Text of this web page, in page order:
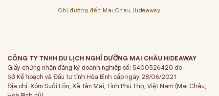
Chỉ đường đến Mai Chau Hideaway
CÔNG TY TNHH DU LỊCH NGHỈ DƯỠNG MAI CHÂU HIDEAWAY
Giấy chứng nhận đăng ký doanh nghiệp số: 5400526420 do
Sở Kế hoạch và Đầu tư tỉnh Hòa Bình cấp ngày 28/06/2021
Địa chỉ: Xóm Suối Lốn, Xã Tân Mai, Tỉnh Phú Thọ, Việt Nam (Mai Châu,